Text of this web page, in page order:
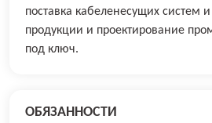
поставка кабеленесущих систем
продукции и проектирование
под ключ.
ОБЯЗАННОСТИ